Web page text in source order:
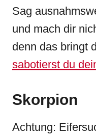
Sag
und mach dir
denn das bringt
sabotierst du
Skorpion
Achtung: